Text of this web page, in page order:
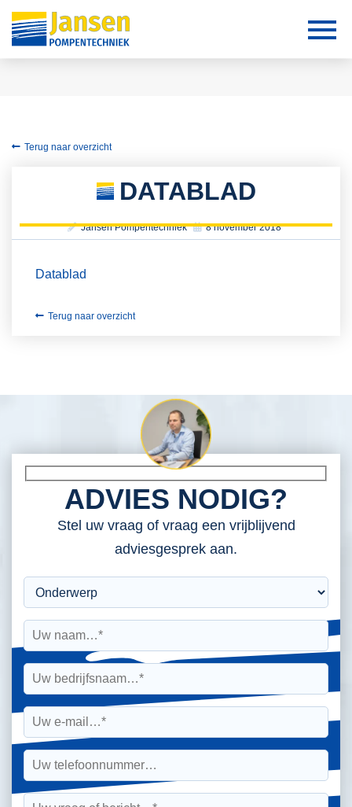
Terug naar overzicht
DATABLAD
Jansen Pompentechniek 8 november 2018
Datablad
Terug naar overzicht
ADVIES NODIG?
Stel uw vraag of vraag een vrijblijvend
adviesgesprek aan.